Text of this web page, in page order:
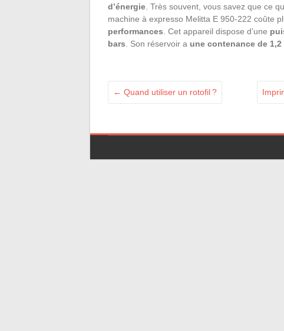
d’énergie . Très souvent, vous savez que ce
machine à expresso Melitta E 950-222 coûte
performances . Cet appareil dispose d’une
bars . Son réservoir a une contenance de 1,2
← Quand utiliser un rotofil ?